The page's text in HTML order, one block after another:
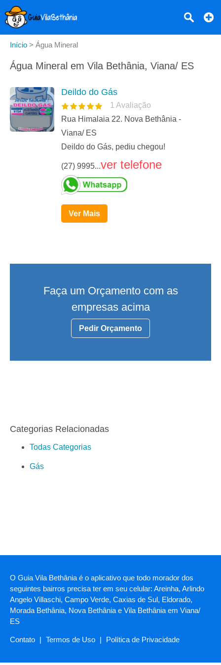
Início > Água Mineral
Água Mineral em Vila Bethânia, Viana/ ES
Deildo do Gás
1 Avaliação
Rua Himalaia 22. Nova Bethânia -
Viana/ ES
Deildo do Gás, pediu chegou!
(27) 9995...ver telefone
Ver Mais
Faça um Orçamento com as
empresas acima
Pedir Orçamento
Categorias Relacionadas
Todas Categorias
Gás
O Guia Vila Bethânia é o aplicativo que todo morador dos
seguintes bairros precisa ter em seu celular: Areinha, Arlindo
Angelo Villaschi, Campo Verde, Caxias de Sul, Eldorado,
Morada Bethânia, Nova Bethânia e Vila Bethânia em Viana/
ES
Contato | Termos de Uso | Política de Privacidade